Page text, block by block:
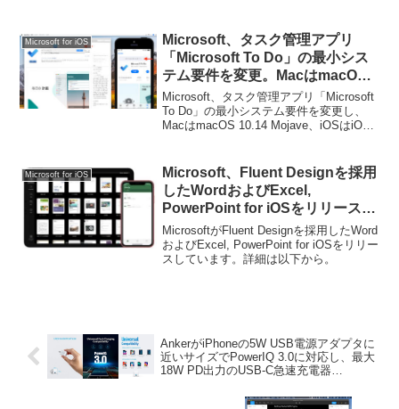
Microsoft for iOS
Microsoft、タスク管理アプリ
「Microsoft To Do」の最小シス
テム要件を変更。MacはmacOS
10.14 Mojave、iPhoneはiOS 13
以降が必要に。
Microsoft、タスク管理アプリ「Microsoft
To Do」の最小システム要件を変更し、
MacはmacOS 10.14 Mojave、iOSはiOS
Microsoft for iOS
Microsoft、Fluent Designを採用
したWordおよびExcel,
PowerPoint for iOSをリリース。
ExcelはXLOOKUP関数をサポー
ト。
MicrosoftがFluent Designを採用したWord
およびExcel, PowerPoint for iOSをリリー
スしています。詳細は以下から。
AnkerがiPhoneの5W USB電源アダプタに
近いサイズでPowerIQ 3.0に対応し、最大
18W PD出力のUSB-C急速充電器